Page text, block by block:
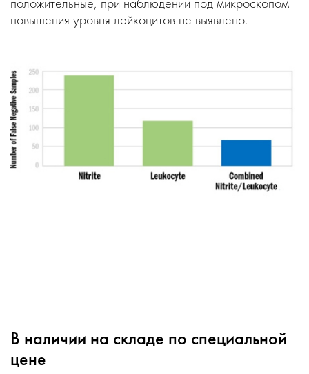
повышения уровня лейкоцитов не выявлено.
В наличии на складе по специальной
цене